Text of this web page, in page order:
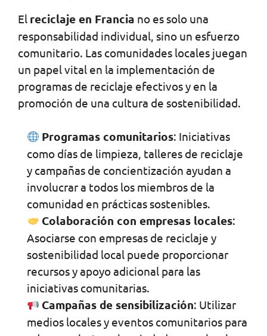
El reciclaje en Francia no es solo una
responsabilidad individual, sino un esfuerzo
comunitario. Las comunidades locales juegan
un papel vital en la implementación de
programas de reciclaje efectivos y en la
promoción de una cultura de sostenibilidad.
Programas comunitarios: Iniciativas
como días de limpieza, talleres de reciclaje
y campañas de concientización ayudan a
involucrar a todos los miembros de la
comunidad en prácticas sostenibles.
Colaboración con empresas locales:
Asociarse con empresas de reciclaje y
sostenibilidad local puede proporcionar
recursos y apoyo adicional para las
iniciativas comunitarias.
Campañas de sensibilización: Utilizar
medios locales y eventos comunitarios para